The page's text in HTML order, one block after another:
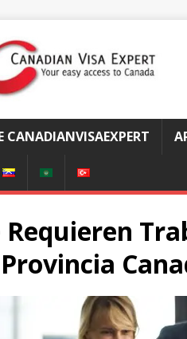
CANADIANVISAEXPERT
Requieren